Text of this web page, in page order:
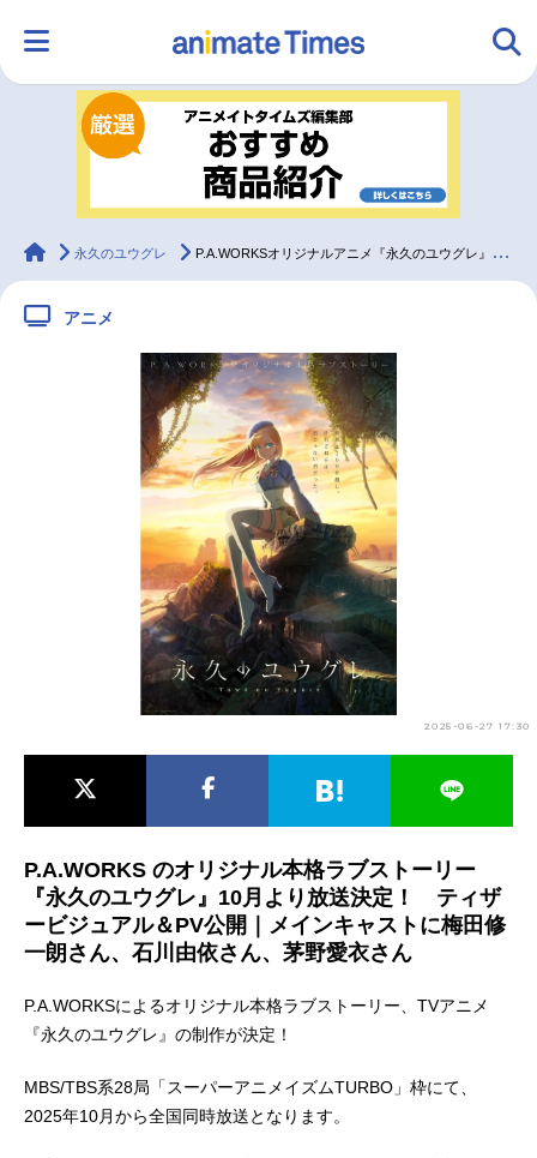
ランキング アニメ
ラジオ みんなの声
配信・Vtuber トレンド
声優記事一覧
実写化映画一覧
今期アニメ曜日別一覧
夏アニメ
男性声優/女性声優一覧
animateTimes
永久のユウグレ P.A.WORKSオリジナルアニメ『永久のユウグレ』10月放送｜声優に梅田修一朗、石川由依、茅野愛衣
アニメ
2025-06-27 17:30
P.A.WORKS のオリジナル本格ラブストーリー
『永久のユウグレ』10月より放送決定！ ティザ
ービジュアル＆PV公開｜メインキャストに梅田修
一朗さん、石川由依さん、茅野愛衣さん
P.A.WORKSによるオリジナル本格ラブストーリー、TVアニメ
『永久のユウグレ』の制作が決定！
MBS/TBS系28局「スーパーアニメイズムTURBO」枠にて、
2025年10月から全国同時放送となります。